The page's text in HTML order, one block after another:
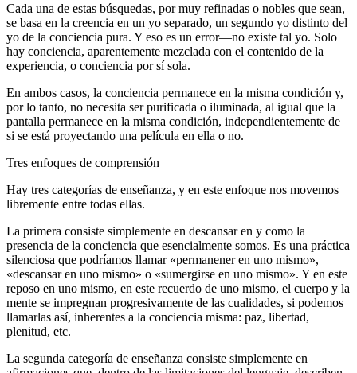
Cada una de estas búsquedas, por muy refinadas o nobles que sean,
se basa en la creencia en un yo separado, un segundo yo distinto del
yo de la conciencia pura. Y eso es un error—no existe tal yo. Solo
hay conciencia, aparentemente mezclada con el contenido de la
experiencia, o conciencia por sí sola.
En ambos casos, la conciencia permanece en la misma condición y,
por lo tanto, no necesita ser purificada o iluminada, al igual que la
pantalla permanece en la misma condición, independientemente de
si se está proyectando una película en ella o no.
Tres enfoques de comprensión
Hay tres categorías de enseñanza, y en este enfoque nos movemos
libremente entre todas ellas.
La primera consiste simplemente en descansar en y como la
presencia de la conciencia que esencialmente somos. Es una práctica
silenciosa que podríamos llamar «permanener en uno mismo»,
«descansar en uno mismo» o «sumergirse en uno mismo». Y en este
reposo en uno mismo, en este recuerdo de uno mismo, el cuerpo y la
mente se impregnan progresivamente de las cualidades, si podemos
llamarlas así, inherentes a la conciencia misma: paz, libertad,
plenitud, etc.
La segunda categoría de enseñanza consiste simplemente en